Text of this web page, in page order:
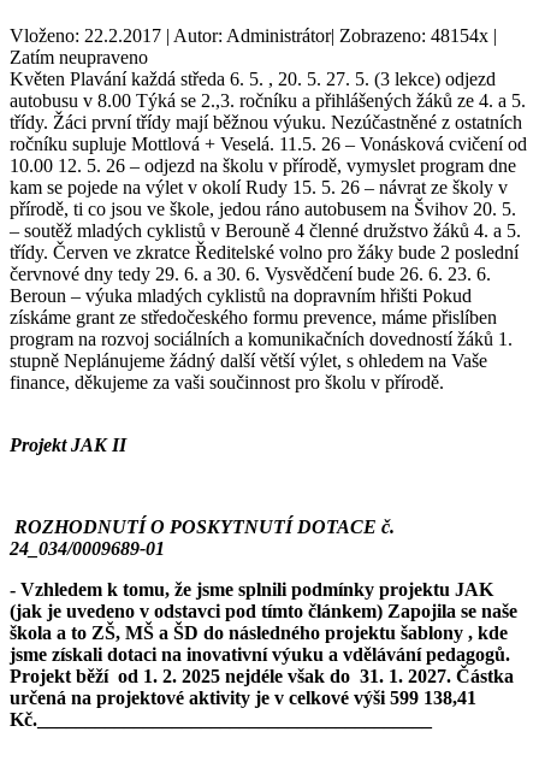
Vloženo: 22.2.2017 | Autor: Administrátor| Zobrazeno: 48154x |
Zatím neupraveno
Květen Plavání každá středa 6. 5. , 20. 5. 27. 5. (3 lekce) odjezd
autobusu v 8.00 Týká se 2.,3. ročníku a přihlášených žáků ze 4. a 5.
třídy. Žáci první třídy mají běžnou výuku. Nezúčastněné z ostatních
ročníku supluje Mottlová + Veselá. 11.5. 26 – Vonásková cvičení od
10.00 12. 5. 26 – odjezd na školu v přírodě, vymyslet program dne
kam se pojede na výlet v okolí Rudy 15. 5. 26 – návrat ze školy v
přírodě, ti co jsou ve škole, jedou ráno autobusem na Švihov 20. 5.
– soutěž mladých cyklistů v Berouně 4 členné družstvo žáků 4. a 5.
třídy. Červen ve zkratce Ředitelské volno pro žáky bude 2 poslední
červnové dny tedy 29. 6. a 30. 6. Vysvědčení bude 26. 6. 23. 6.
Beroun – výuka mladých cyklistů na dopravním hřišti Pokud
získáme grant ze středočeského formu prevence, máme přislíben
program na rozvoj sociálních a komunikačních dovedností žáků 1.
stupně Neplánujeme žádný další větší výlet, s ohledem na Vaše
finance, děkujeme za vaši součinnost pro školu v přírodě.
Projekt JAK II
ROZHODNUTÍ O POSKYTNUTÍ DOTACE č.
24_034/0009689-01
- Vzhledem k tomu, že jsme splnili podmínky projektu JAK
(jak je uvedeno v odstavci pod tímto článkem) Zapojila se naše
škola a to ZŠ, MŠ a ŠD do následného projektu šablony , kde
jsme získali dotaci na inovativní výuku a vdělávání pedagogů.
Projekt běží od 1. 2. 2025 nejdéle však do 31. 1. 2027. Částka
určená na projektové aktivity je v celkové výši 599 138,41
Kč._________________________________________